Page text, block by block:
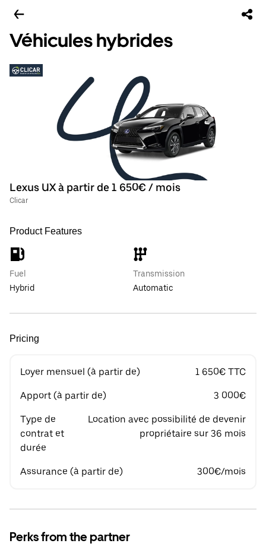
Véhicules hybrides
Lexus UX à partir de 1 650€ / mois
Clicar
Product Features
Fuel
Hybrid
Transmission
Automatic
Pricing
Loyer mensuel (à partir de) 1 650€ TTC
Apport (à partir de) 3 000€
Type de
contrat et
durée
Location avec possibilité de devenir
propriétaire sur 36 mois
Assurance (à partir de) 300€/mois
Perks from the partner